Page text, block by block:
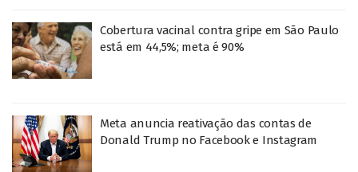
Cobertura vacinal contra gripe em São Paulo
está em 44,5%; meta é 90%
Meta anuncia reativação das contas de
Donald Trump no Facebook e Instagram